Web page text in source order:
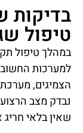
בדיקות
טיפול
במהלך טיפול
למערכות
הצמיגים,
נבדק מצב
שאין בלאי חריג